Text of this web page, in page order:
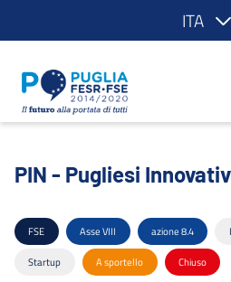
ITA
PIN - Pugliesi
PIN - Pugliesi
FSE Asse VIII azione 8.4
Startup A sportello Chiuso